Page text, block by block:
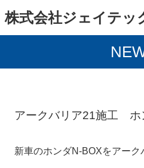
株式会社ジェイテッ
アークバリア21施工
新車のホンダN-BOXをアーク